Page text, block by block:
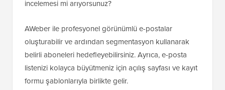
incelemesi mi arıyorsunuz?
AWeber ile profesyonel görünümlü e-postalar
oluşturabilir ve ardından segmentasyon kullanarak
belirli aboneleri hedefleyebilirsiniz. Ayrıca, e-posta
listenizi kolayca büyütmeniz için açılış sayfası ve kayıt
formu şablonlarıyla birlikte gelir.